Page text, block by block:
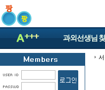
과외선생님